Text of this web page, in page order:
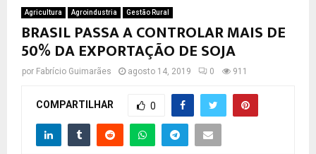
Agricultura Agroindustria Gestão Rural
BRASIL PASSA A CONTROLAR MAIS DE
50% DA EXPORTAÇÃO DE SOJA
por Fabrício Guimarães agosto 14, 2019 0 911
COMPARTILHAR 0